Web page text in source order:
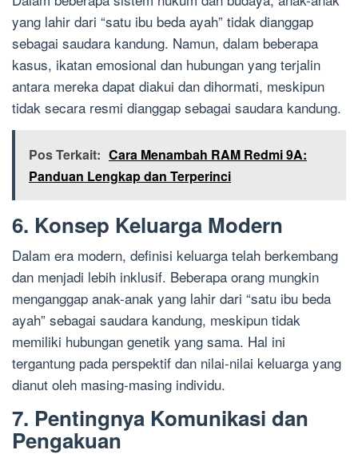
yang lahir dari “satu ibu beda ayah” tidak dianggap
sebagai saudara kandung. Namun, dalam beberapa
kasus, ikatan emosional dan hubungan yang terjalin
antara mereka dapat diakui dan dihormati, meskipun
tidak secara resmi dianggap sebagai saudara kandung.
Pos Terkait: Cara Menambah RAM Redmi 9A:
Panduan Lengkap dan Terperinci
6. Konsep Keluarga Modern
Dalam era modern, definisi keluarga telah berkembang
dan menjadi lebih inklusif. Beberapa orang mungkin
menganggap anak-anak yang lahir dari “satu ibu beda
ayah” sebagai saudara kandung, meskipun tidak
memiliki hubungan genetik yang sama. Hal ini
tergantung pada perspektif dan nilai-nilai keluarga yang
dianut oleh masing-masing individu.
7. Pentingnya Komunikasi dan
Pengakuan